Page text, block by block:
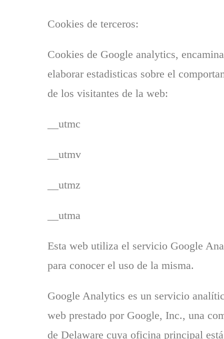
Cookies de terceros:
Cookies de Google analytics,
elaborar estadisticas sobre el
de los visitantes de la web:
__utmc
__utmv
__utmz
__utma
Esta web utiliza el servicio Google
para conocer el uso de la misma.
Google Analytics es un servicio
web prestado por Google, Inc., una
de Delaware cuya oficina principal